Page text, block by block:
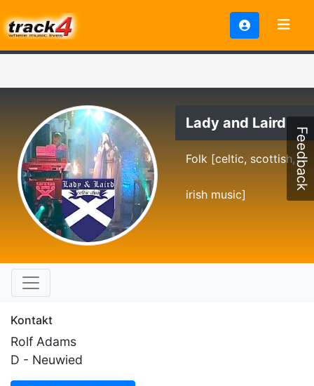
Lady and Laird
Folk [celtic, scottish,
irish music]
Kontakt
Rolf Adams
D - Neuwied
Feedback